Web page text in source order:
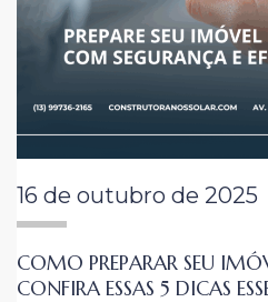
16 de outubro de 2025
COMO PREPARAR SEU
CONFIRA ESSAS 5 DICAS